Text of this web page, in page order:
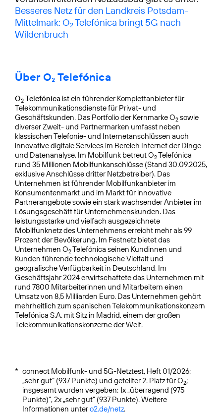
Besseres Netz für den Landkreis Potsdam-
Mittelmark: O2Telefónica bringt 5G nach
Wildenbruch
Über O₂ Telefónica
O2 Telefónica ist ein führender Komplettanbieter für
Telekommunikationsdienste für Privat- und
Geschäftskunden. Das Portfolio der Kernmarke O2 sowie
diverser Zweit- und Partnermarken umfasst neben
klassischen Telefonie- und Internetanschlüssen auch
innovative digitale Services im Bereich Internet der Dinge
und Datenanalyse. Im Mobilfunk betreut O2Telefónica
rund 35 Millionen Mobilfunkanschlüsse (Stand 30.09.2025,
exklusive Anschlüsse dritter Netzbetreiber). Das
Unternehmen ist führender Mobilfunkanbieter im
Konsumentenmarkt und im Markt für innovative
Partnerangebote sowie ein stark wachsender Anbieter im
Lösungsgeschäft für Unternehmenskunden. Das
leistungsstarke und vielfach ausgezeichnete
Mobilfunknetz des Unternehmens erreicht mehr als 99
Prozent der Bevölkerung. Im Festnetz bietet das
Unternehmen O2Telefónica seinen Kundinnen und
Kunden führende technologische Vielfalt und
geografische Verfügbarkeit in Deutschland. Im
Geschäftsjahr 2024 erwirtschaftete das Unternehmen mit
rund 7800 Mitarbeiterinnen und Mitarbeitern einen
Umsatz von 8,5 Milliarden Euro. Das Unternehmen gehört
mehrheitlich zum spanischen Telekommunikationskonzern
Telefónica S.A. mit Sitz in Madrid, einem der großen
Telekommunikationskonzerne der Welt.
* connect Mobilfunk- und 5G-Netztest, Heft 01/2026:
„sehr gut“ (937 Punkte) und geteilter 2. Platz für O2;
insgesamt wurden vergeben: 1x „überragend (975
Punkte)“, 2x „sehr gut“ (937 Punkte). Weitere
Informationen untero2.de/netz.